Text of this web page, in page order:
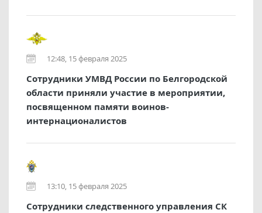
12:48, 15 февраля 2025
Сотрудники УМВД России по Белгородской
области приняли участие в мероприятии,
посвященном памяти воинов-
интернационалистов
13:10, 15 февраля 2025
Сотрудники следственного управления СК